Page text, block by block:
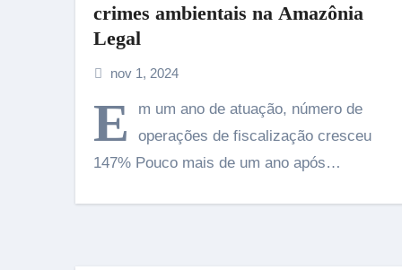
crimes ambientais na Amazônia
Legal
nov 1, 2024
E
m um ano de atuação, número de
operações de fiscalização cresceu
147% Pouco mais de um ano após…